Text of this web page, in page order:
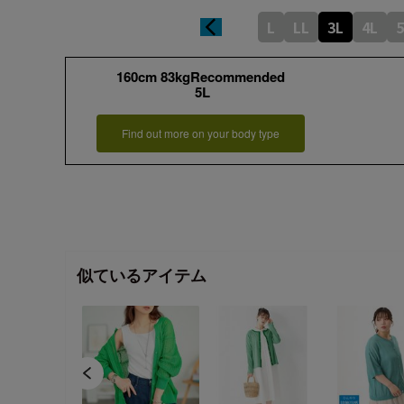
L LL 3L 4L
160cm 83kgRecommended
5L
Find out more on your body type